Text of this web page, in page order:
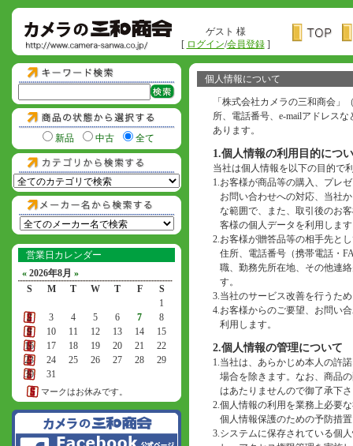
ゲスト 様
[ ログイン/会員登録]
新品 中古 全て
営業日カレンダー
« 2026年8月 »
S
M T W T F
S
1
2
3 4 5 6 7
8
9
10 11 12 13 14
15
16
17 18 19 20 21
22
23
24 25 26 27 28
29
30
31
マークはお休みです。
個人情報について
「株式会社カメラの三和商会
所、電話番号、e-mailアドレス
あります。
1.個人情報の利用目的につ
当社は個人情報を以下の目的で
1.お客様が商品等の購入、プレ
お問い合わせへの対応、当社
な範囲で、また、取引後のお
客様の個人データを利用しま
2.お客様が贈答品等の相手先と
住所、電話番号（携帯電話・
職、勤務先所在地、その他連
す。
3.当社のサービス改善を行うた
4.お客様からのご要望、お問い
利用します。
2.個人情報の管理について
1.当社は、あらかじめ本人の許
場合を除きます。なお、商品
はあたりませんので御了承下
2.個人情報の利用を業務上必要
個人情報保護のための予防措
3.システムに保存されている個